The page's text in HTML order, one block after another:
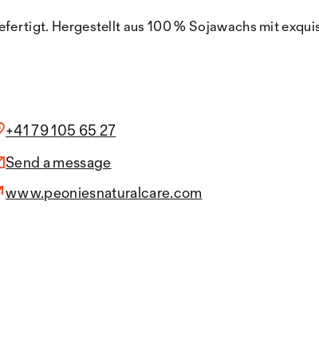
Hergestellt aus 100 % Sojawachs mit
+41 79 105 65 27
Send a message
www.peoniesnaturalcare.com